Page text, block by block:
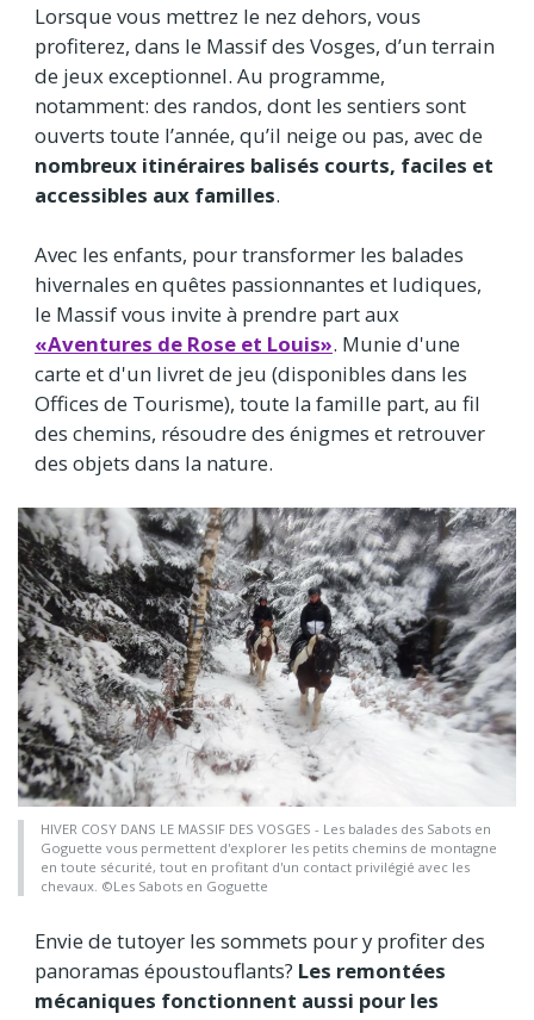
Lorsque vous mettrez le nez dehors, vous
profiterez, dans le Massif des Vosges, d’un terrain
de jeux exceptionnel. Au programme,
notamment: des randos, dont les sentiers sont
ouverts toute l’année, qu’il neige ou pas, avec de
nombreux itinéraires balisés courts, faciles et
accessibles aux familles.
Avec les enfants, pour transformer les balades
hivernales en quêtes passionnantes et ludiques,
le Massif vous invite à prendre part aux
«Aventures de Rose et Louis». Munie d'une
carte et d'un livret de jeu (disponibles dans les
Offices de Tourisme), toute la famille part, au fil
des chemins, résoudre des énigmes et retrouver
des objets dans la nature.
HIVER COSY DANS LE MASSIF DES VOSGES - Les balades des Sabots en
Goguette vous permettent d'explorer les petits chemins de montagne
en toute sécurité, tout en profitant d'un contact privilégié avec les
chevaux. ©Les Sabots en Goguette
Envie de tutoyer les sommets pour y profiter des
panoramas époustouflants? Les remontées
mécaniques fonctionnent aussi pour les